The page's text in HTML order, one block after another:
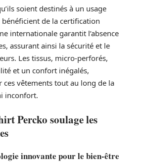
soient destinés à un usage
de la certification
internationale garantit l’absence
assurant ainsi la sécurité et le
Les tissus, micro-perforés,
et un confort inégalés,
vêtements tout au long de la
inconfort.
Percko soulage les
innovante pour le bien-être